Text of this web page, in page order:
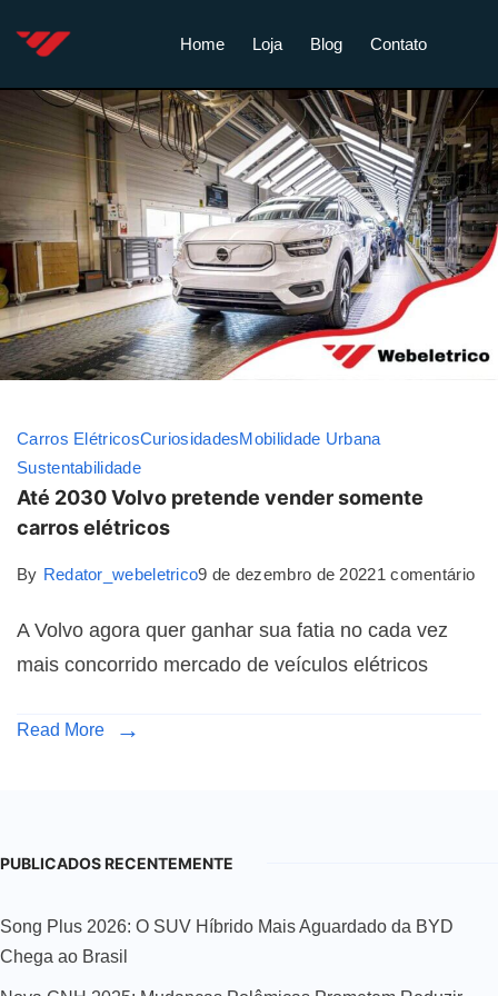
Home Loja Blog Contato
Carros ElétricosCuriosidadesMobilidade Urbana
Sustentabilidade
Até 2030 Volvo pretende vender somente
carros elétricos
By Redator_webeletrico9 de dezembro de 20221 comentário
A Volvo agora quer ganhar sua fatia no cada vez
mais concorrido mercado de veículos elétricos
Read More
PUBLICADOS RECENTEMENTE
Song Plus 2026: O SUV Híbrido Mais Aguardado da BYD
Chega ao Brasil